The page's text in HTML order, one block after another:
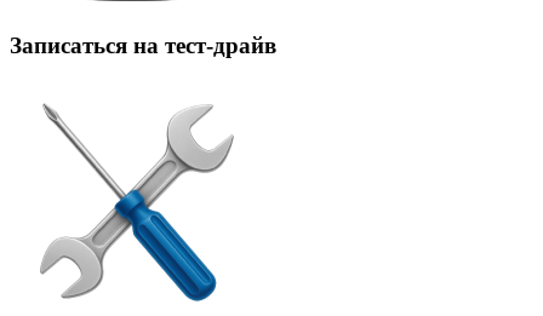
Записаться на тест-драйв